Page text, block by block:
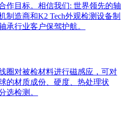
作目标。相信我们: 世界领先的轴
制造商和K2 Tech外观检测设备制
承行业客户保驾护航。
圈对被检材料进行磁感应，可对
的材质成份、硬度、热处理状
选检测。